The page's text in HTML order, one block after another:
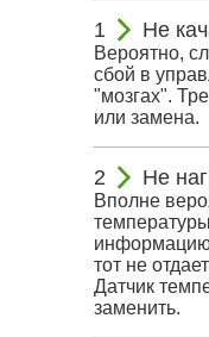
Не
Вероятно,
сбой в
"мозгах".
или замена.
Не
Вполне
информацию
тот не
Датчик
заменить.